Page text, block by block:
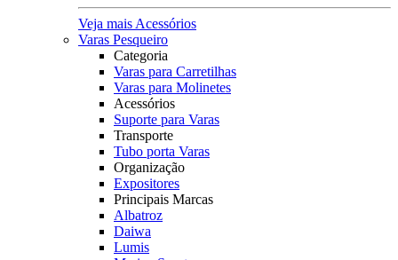
Veja mais Acessórios
Varas Pesqueiro
Categoria
Varas para Carretilhas
Varas para Molinetes
Acessórios
Suporte para Varas
Transporte
Tubo porta Varas
Organização
Expositores
Principais Marcas
Albatroz
Daiwa
Lumis